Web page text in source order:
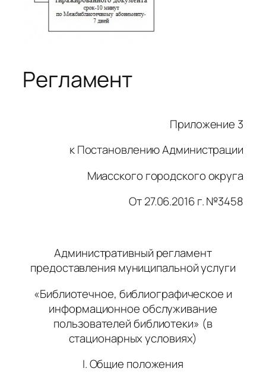
Регламент
Приложение 3
к Постановлению Администрации
Миасского городского округа
От 27.06.2016 г. №3458
Административный регламент
предоставления муниципальной услуги
«Библиотечное, библиографическое и
информационное обслуживание
пользователей библиотеки» (в
стационарных условиях)
I. Общие положения